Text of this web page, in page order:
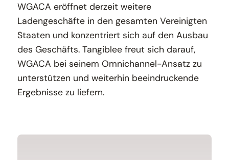
WGACA eröffnet derzeit weitere
Ladengeschäfte in den gesamten Vereinigten
Staaten und konzentriert sich auf den Ausbau
des Geschäfts. Tangiblee freut sich darauf,
WGACA bei seinem Omnichannel-Ansatz zu
unterstützen und weiterhin beeindruckende
Ergebnisse zu liefern.